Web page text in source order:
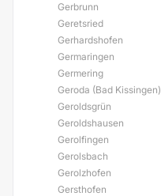
Gerbrunn
Geretsried
Gerhardshofen
Germaringen
Germering
Geroda (Bad Kissingen)
Geroldsgrün
Geroldshausen
Gerolfingen
Gerolsbach
Gerolzhofen
Gersthofen